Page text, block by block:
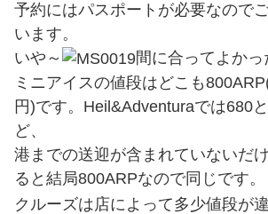
予約にはパスポートが必要なので
います。
いや～
間に合ってよかっ
ミニアイスの値段はどこも
円)です。Heil&Adventuraでは680
ど、
港までの送迎が含まれていないだ
ると結局800ARPなので同じです。
クルーズは店によって多少値段が